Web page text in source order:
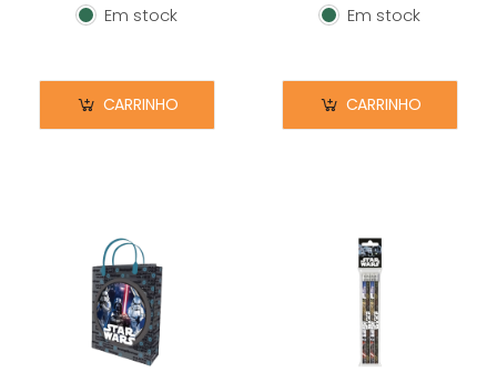
Em stock
Em stock
CARRINHO
Em stock
Em stock
CARRINHO